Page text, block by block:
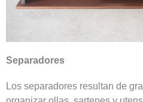
Separadores
Los separadores resultan de